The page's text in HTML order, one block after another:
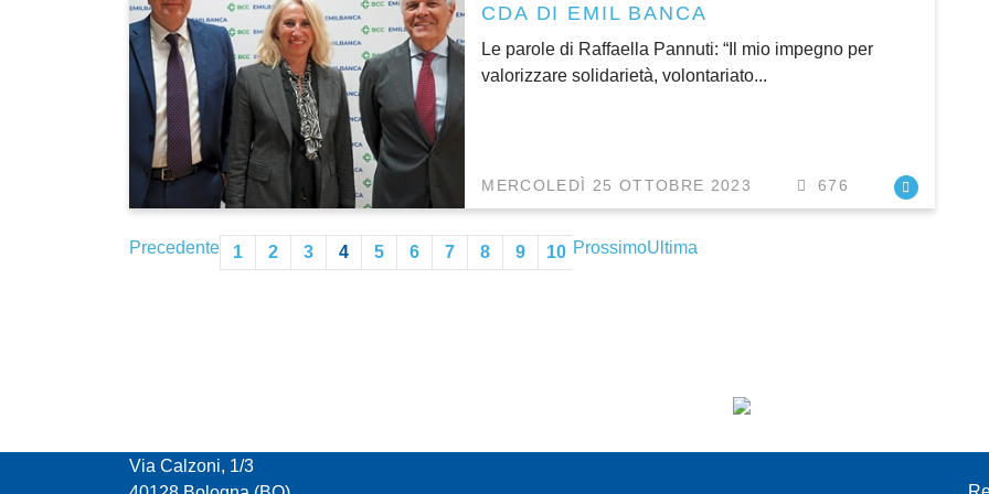
CDA DI EMIL BANCA
Le parole di Raffaella Pannuti: “Il mio impegno per
valorizzare solidarietà, volontariato...
MERCOLEDÌ 25 OTTOBRE 2023 676
Precedente 1 2 3 4 5 6 7 8 9 10 ProssimoUltima
Via Calzoni, 1/3